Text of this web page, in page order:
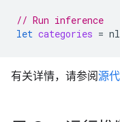
// Run inference
let categories =
有关详情，请参阅源